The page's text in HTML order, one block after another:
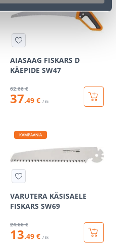
AIASAAG FISKARS D
KÄEPIDE SW47
62.66 €
37.49 € / tk
KAMPAANIA
VARUTERA KÄSISAELE
FISKARS SW69
24.66 €
13.49 € / tk